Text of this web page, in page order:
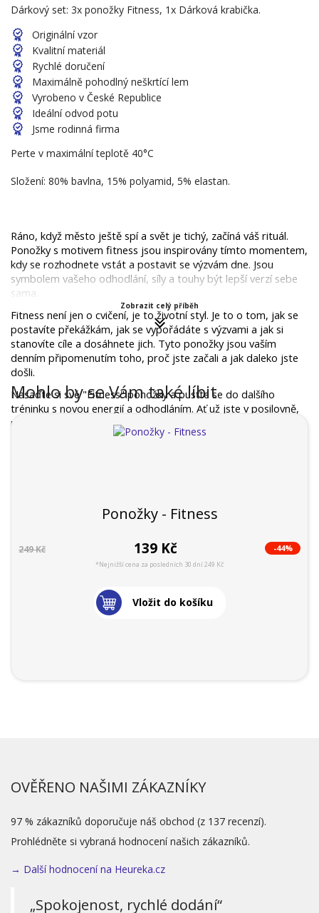
Dárkový set: 3x ponožky Fitness, 1x Dárková krabička.
Originální vzor
Kvalitní materiál
Rychlé doručení
Maximálně pohodlný neškrtící lem
Vyrobeno v České Republice
Ideální odvod potu
Jsme rodinná firma
Perte v maximální teplotě 40°C
Složení: 80% bavlna, 15% polyamid, 5% elastan.
Ráno, když město ještě spí a svět je tichý, začíná váš rituál.
Ponožky s motivem fitness jsou inspirovány tímto momentem,
kdy se rozhodnete vstát a postavit se výzvám dne. Jsou
symbolem vašeho odhodlání, síly a touhy být lepší verzí sebe
sama.
Fitness není jen o cvičení, je to životní styl. Je to o tom, jak se
postavíte překážkám, jak se vypořádáte s výzvami a jak si
stanovíte cíle a dosáhnete jich. Tyto ponožky jsou vaším
denním připomenutím toho, proč jste začali a jak daleko jste
došli.
Nasaďte si své "Fitness" ponožky a pusťte se do dalšího
tréninku s novou energií a odhodláním. Ať už jste v posilovně,
na józe nebo běháte v parku, tyto ponožky vás podpoří na
každém kroku vaší fitness cesty a připomenou vám, proč
Zobrazit celý příběh
Mohlo by se Vám také líbit
Ponožky - Fitness
249 Kč 139 Kč -44%
*Nejnižší cena za posledních 30 dní 249 Kč
Vložit do košíku
OVĚŘENO NAŠIMI ZÁKAZNÍKY
97 % zákazníků doporučuje náš obchod (z 137 recenzí).
Prohlédněte si vybraná hodnocení našich zákazníků.
→ Další hodnocení na Heureka.cz
„Spokojenost, rychlé dodání“